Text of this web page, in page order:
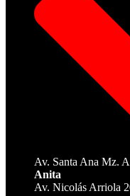
Av. Santa Ana Mz.
Anita
Av. Nicolás Arriola